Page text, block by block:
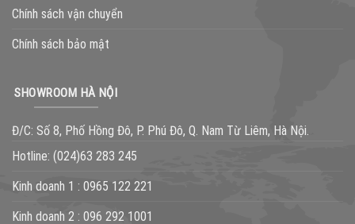
Chính sách vận chuyển
Chính sách bảo mật
SHOWROOM HÀ NỘI
Đ/C: Số 8, Phố Hồng Đô, P. Phú Đô, Q. Nam Từ Liêm, Hà Nội.
Hotline: (024)63 283 245
Kinh doanh 1 : 0965 122 221
Kinh doanh 2 : 096 292 1001